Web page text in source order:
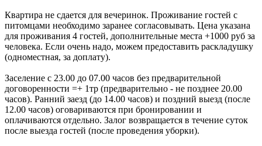
Квартира не сдается для вечеринок. Проживание гостей с
питомцами необходимо заранее согласовывать. Цена указана
для проживания 4 гостей, дополнительные места +1000 руб за
человека. Если очень надо, можем предоставить раскладушку
(одноместная, за доплату).
Заселение с 23.00 до 07.00 часов без предварительной
договоренности =+ 1тр (предварительно - не позднее 20.00
часов). Ранний заезд (до 14.00 часов) и поздний выезд (после
12.00 часов) оговариваются при бронировании и
оплачиваются отдельно. Залог возвращается в течение суток
после выезда гостей (после проведения уборки).